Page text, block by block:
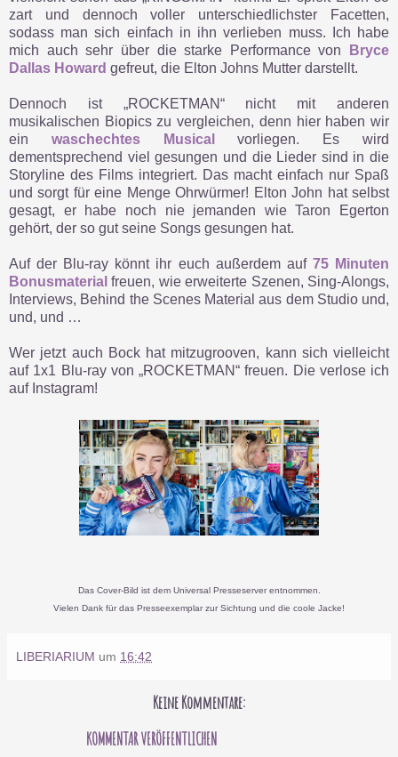
zart und dennoch voller unterschiedlichster Facetten,
sodass man sich einfach in ihn verlieben muss. Ich habe
mich auch sehr über die starke Performance von
Bryce
Dallas Howard gefreut, die Elton Johns Mutter darstellt.
Dennoch ist „ROCKETMAN“ nicht mit anderen
musikalischen Biopics zu vergleichen, denn hier haben wir
ein waschechtes Musicalvorliegen. Es wird
dementsprechend viel gesungen und die Lieder sind in die
Storyline des Films integriert. Das macht einfach nur Spaß
und sorgt für eine Menge Ohrwürmer! Elton John hat selbst
gesagt, er habe noch nie jemanden wie Taron Egerton
gehört, der so gut seine Songs gesungen hat.
Auf der Blu-ray könnt ihr euch außerdem auf 75 Minuten
Bonusmaterial freuen, wie erweiterte Szenen, Sing-Alongs,
Interviews, Behind the Scenes Material aus dem Studio und,
und, und …
Wer jetzt auch Bock hat mitzugrooven, kann sich vielleicht
auf 1x1 Blu-ray von „ROCKETMAN“ freuen. Die verlose ich
auf Instagram!
Das Cover-Bild ist dem Universal Presseserver entnommen.
Vielen Dank für das Presseexemplar zur Sichtung und die coole Jacke!
LIBERIARIUM um 16:42
Keine Kommentare:
KOMMENTAR VERÖFFENTLICHEN